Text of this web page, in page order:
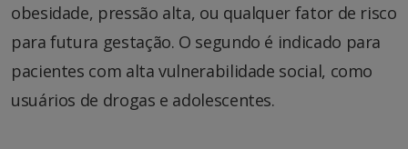
obesidade, pressão alta, ou qualquer fator de risco
para futura gestação. O segundo é indicado para
pacientes com alta vulnerabilidade social, como
usuários de drogas e adolescentes.